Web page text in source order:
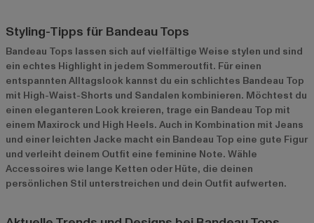
Styling-Tipps für Bandeau Tops
Bandeau Tops lassen sich auf vielfältige Weise stylen und sind
ein echtes Highlight in jedem Sommeroutfit. Für einen
entspannten Alltagslook kannst du ein schlichtes Bandeau Top
mit High-Waist-Shorts und Sandalen kombinieren. Möchtest du
einen eleganteren Look kreieren, trage ein Bandeau Top mit
einem Maxirock und High Heels. Auch in Kombination mit Jeans
und einer leichten Jacke macht ein Bandeau Top eine gute Figur
und verleiht deinem Outfit eine feminine Note. Wähle
Accessoires wie lange Ketten oder Hüte, die deinen
persönlichen Stil unterstreichen und dein Outfit aufwerten.